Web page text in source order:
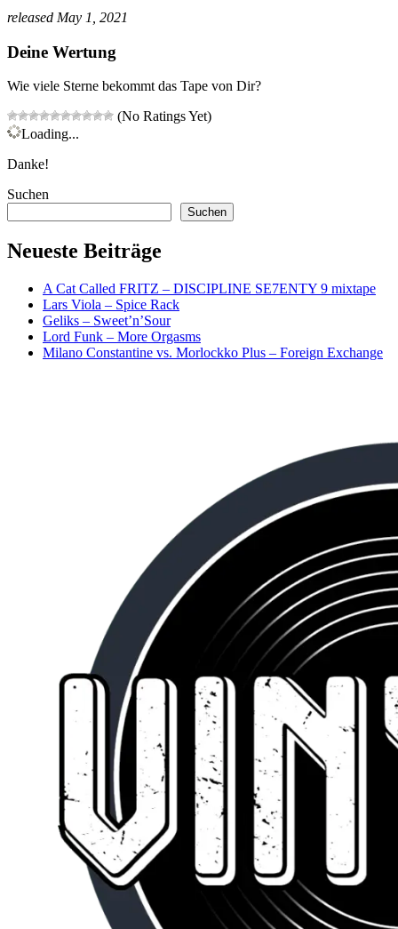
released May 1, 2021
Deine Wertung
Wie viele Sterne bekommt das Tape von Dir?
(No Ratings Yet)
Loading...
Danke!
Suchen
Suchen
Neueste Beiträge
A Cat Called FRITZ – DISCIPLINE SE7ENTY 9 mixtape
Lars Viola – Spice Rack
Geliks – Sweet’n’Sour
Lord Funk – More Orgasms
Milano Constantine vs. Morlockko Plus – Foreign Exchange